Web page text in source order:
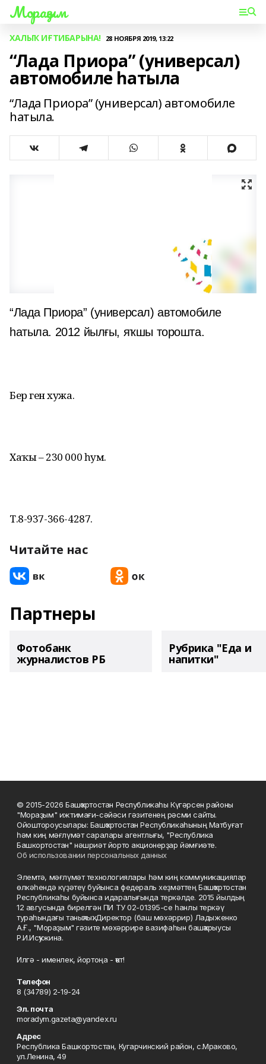
Мораҙым
ХАЛЫҠ ИҒТИБАРЫНА! 28 НОЯБРЯ 2019, 13:22
“Лада Приора” (универсал)
автомобиле һатыла
“Лада Приора” (универсал) автомобиле
һатыла.
“Лада Приора” (универсал) автомобиле
һатыла. 2012 йылғы, яҡшы торошта.
Бер генә хужа.
Хаҡы – 230 000 һум.
Т.8-937-366-4287.
Читайте нас
Партнеры
Фотобанк
журналистов РБ
Рубрика "Еда и
напитки"
© 2015-2026 Башҡортостан Республикаһы Күгәрсен районы
"Мораҙым" ижтимағи-сәйәси гәзитенең рәсми сайты.
Ойоштороусылары: Башҡортостан Республикаһының Матбуғат
һәм киң мәғлүмәт саралары агентлығы, "Республика
Башкортостан" нәшриәт йорто акционерҙар йәмғиәте.
Об использовании персональных данных
Элемтә, мәғлүмәт технологиялары һәм киң коммуникациялар
өлкәһендә күҙәтеү буйынса федераль хеҙмәттең Башҡортостан
Республикаһы буйынса идаралығында теркәлде. 2015 йылдың
12 авгусында бирелгән ПИ ТУ 02-01395-се һанлы теркәү
тураһындағы таныҡлыҡ. Директор (баш мөхәррир) Ладыженко
А.Ғ., "Мораҙым" гәзите мөхәррире вазифаһын башҡарыусы
Р.И.Исҡужина.
Илгә - именлек, йортоңа - ҡот!
Телефон
8 (34789) 2-19-24
Эл. почта
moradym.gazeta@yandex.ru
Адрес
Республика Башкортостан, Кугарчинский район, с.Мраково,
ул.Ленина, 49